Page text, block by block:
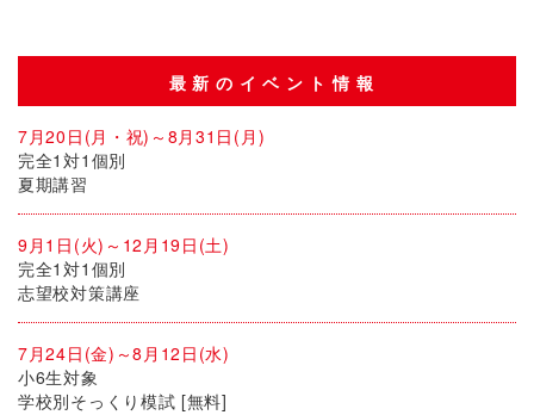
最新のイベント情報
7月20日(月・祝)～8月31日(月)
完全1対1個別
夏期講習
9月1日(火)～12月19日(土)
完全1対1個別
志望校対策講座
7月24日(金)～8月12日(水)
小6生対象
学校別そっくり模試 [無料]